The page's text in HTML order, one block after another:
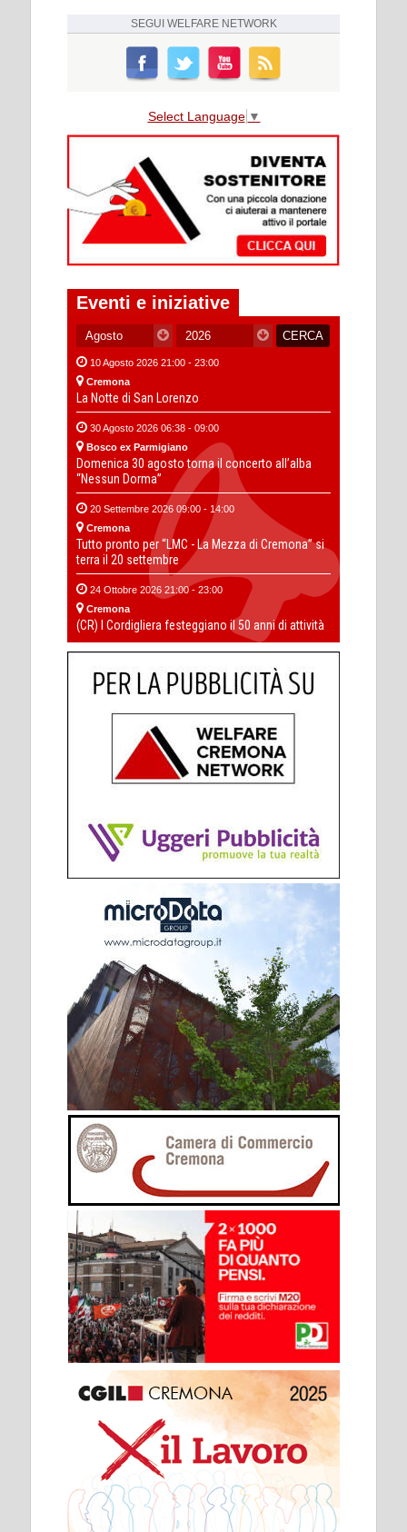
SEGUI WELFARE NETWORK
Select Language ▼
Eventi e iniziative
10 Agosto 2026 21:00 - 23:00
Cremona
La Notte di San Lorenzo
30 Agosto 2026 06:38 - 09:00
Bosco ex Parmigiano
Domenica 30 agosto torna il concerto all’alba
“Nessun Dorma”
20 Settembre 2026 09:00 - 14:00
Cremona
Tutto pronto per “LMC - La Mezza di Cremona” si
terra il 20 settembre
24 Ottobre 2026 21:00 - 23:00
Cremona
(CR) I Cordigliera festeggiano il 50 anni di attività